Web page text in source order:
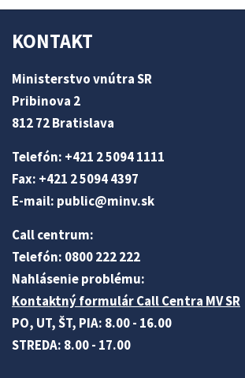
KONTAKT
Ministerstvo vnútra SR
Pribinova 2
812 72 Bratislava
Telefón: +421 2 5094 1111
Fax: +421 2 5094 4397
E-mail: public@minv.sk
Call centrum:
Telefón: 0800 222 222
Nahlásenie problému:
Kontaktný formulár Call Centra MV SR
PO, UT, ŠT, PIA: 8.00 - 16.00
STREDA: 8.00 - 17.00